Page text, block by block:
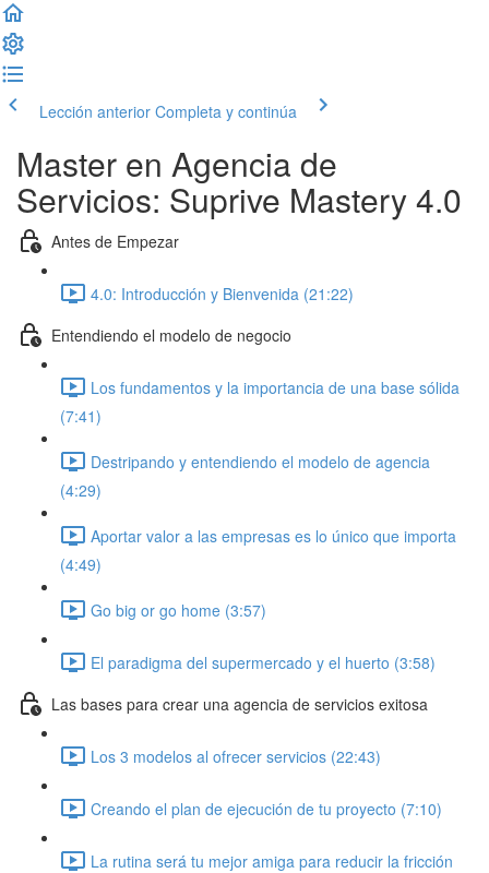
Lección anterior Completa y continúa
Master en Agencia de
Servicios: Suprive Mastery 4.0
Antes de Empezar
4.0: Introducción y Bienvenida (21:22)
Entendiendo el modelo de negocio
Los fundamentos y la importancia de una base sólida
(7:41)
Destripando y entendiendo el modelo de agencia
(4:29)
Aportar valor a las empresas es lo único que importa
(4:49)
Go big or go home (3:57)
El paradigma del supermercado y el huerto (3:58)
Las bases para crear una agencia de servicios exitosa
Los 3 modelos al ofrecer servicios (22:43)
Creando el plan de ejecución de tu proyecto (7:10)
La rutina será tu mejor amiga para reducir la fricción